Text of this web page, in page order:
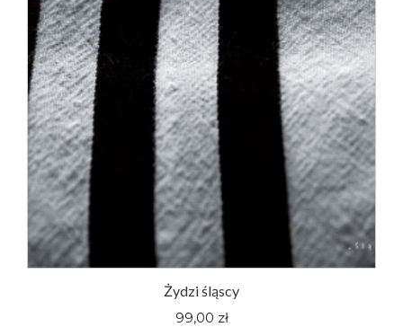
Żydzi śląscy
99,00 zł